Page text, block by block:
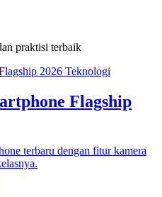
praktisi terbaik
Teknologi
Flagship
terbaru dengan fitur kamera